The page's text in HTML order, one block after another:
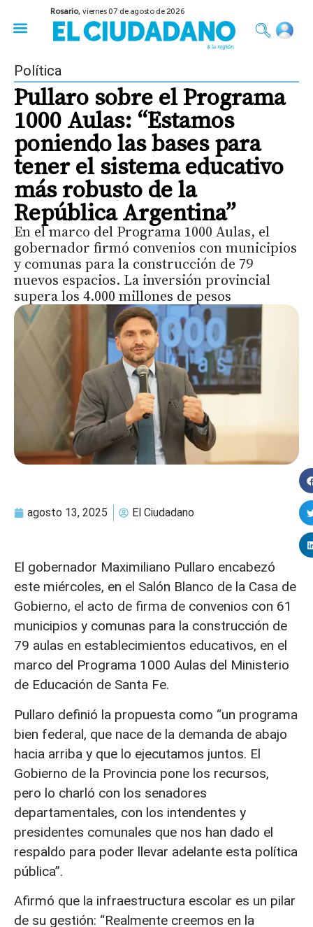
Rosario,viernes 07 de agosto de 2026
Política
Pullaro sobre el Programa
1000 Aulas: “Estamos
poniendo las bases para
tener el sistema educativo
más robusto de la
República Argentina”
En el marco del Programa 1000 Aulas, el
gobernador firmó convenios con municipios
y comunas para la construcción de 79
nuevos espacios. La inversión provincial
supera los 4.000 millones de pesos
agosto 13, 2025 El Ciudadano
El gobernador Maximiliano Pullaro encabezó
este miércoles, en el Salón Blanco de la Casa de
Gobierno, el acto de firma de convenios con 61
municipios y comunas para la construcción de
79 aulas en establecimientos educativos, en el
marco del Programa 1000 Aulas del Ministerio
de Educación de Santa Fe.
Pullaro definió la propuesta como “un programa
bien federal, que nace de la demanda de abajo
hacia arriba y que lo ejecutamos juntos. El
Gobierno de la Provincia pone los recursos,
pero lo charló con los senadores
departamentales, con los intendentes y
presidentes comunales que nos han dado el
respaldo para poder llevar adelante esta política
pública”.
Afirmó que la infraestructura escolar es un pilar
de su gestión: “Realmente creemos en la